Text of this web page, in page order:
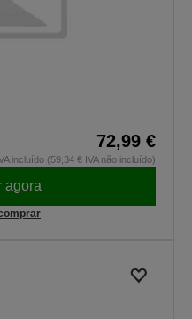
72,99 €
incluído (59,34 € IVA não incluído)
agora